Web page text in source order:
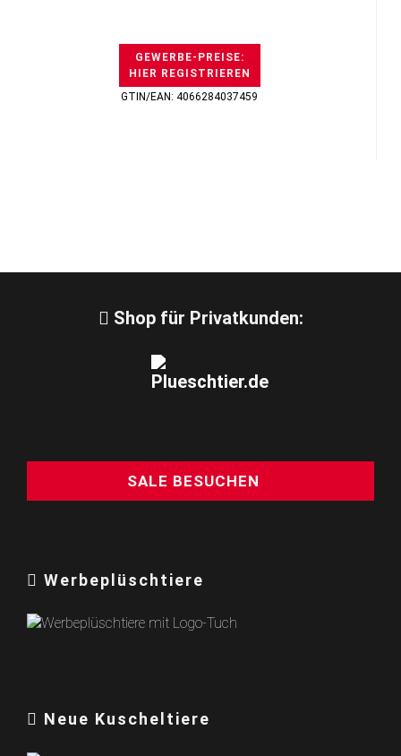
GEWERBE-PREISE:
HIER REGISTRIEREN
GTIN/EAN: 4066284037459
Shop für Privatkunden:
SALE BESUCHEN
Werbeplüschtiere
Neue Kuscheltiere